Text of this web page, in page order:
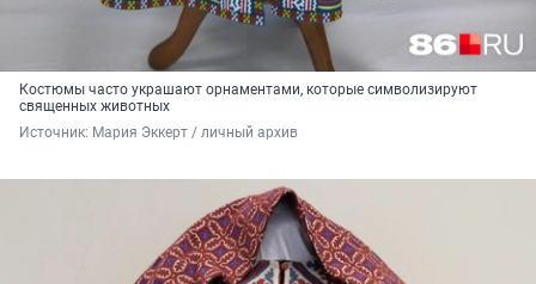
Костюмы часто украшают орнаментами, которые символизируют
священных животных
Источник: Мария Эккерт / личный архив